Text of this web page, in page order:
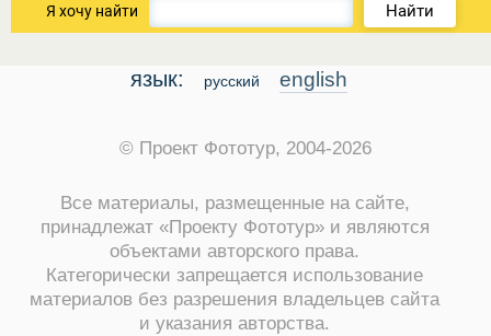
Я хочу найти Найти
язык: русский english
© Проект Фототур, 2004-2026
Все материалы, размещенные на сайте,
принадлежат «Проекту Фототур» и являются
объектами авторского права.
Категорически запрещается использование
материалов без разрешения владельцев сайта
и указания авторства.